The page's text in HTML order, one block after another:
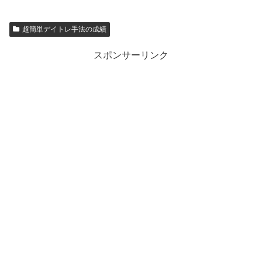
超簡単デイトレ手法の成績
スポンサーリンク